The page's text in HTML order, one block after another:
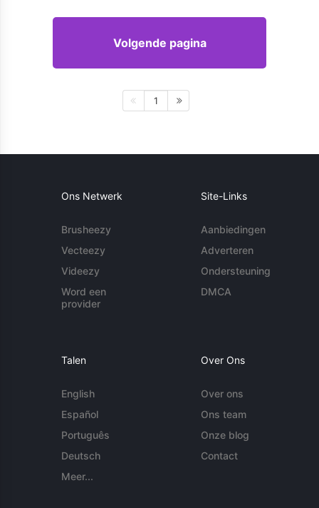
Volgende pagina
1
Ons Netwerk
Brusheezy
Vecteezy
Videezy
Word een
provider
Site-Links
Aanbiedingen
Adverteren
Ondersteuning
DMCA
Talen
English
Español
Português
Deutsch
Meer...
Over Ons
Over ons
Ons team
Onze blog
Contact